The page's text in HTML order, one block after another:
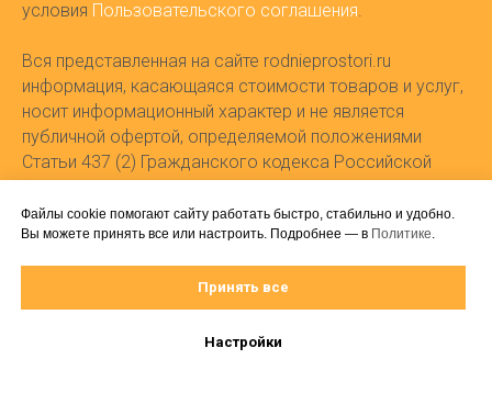
условия Пользовательского соглашения.
Вся представленная на сайте rodnieprostori.ru
информация, касающаяся стоимости товаров и услуг,
носит информационный характер и не является
публичной офертой, определяемой положениями
Статьи 437 (2) Гражданского кодекса Российской
Номер в федеральном реестре турагентов РТА
0025451.
Регистрационный номер в реестре Операторов
персональных данных 61-25-070339.
Дата и основание внесения оператора в реестр:
Файлы cookie помогают сайту работать быстро, стабильно и удобно.
Вы можете принять все или настроить. Подробнее — в Политике.
Принять все
Настройки